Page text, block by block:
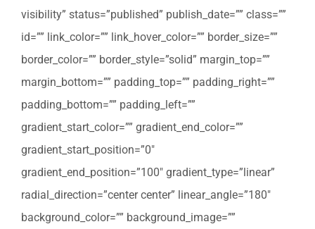
visibility” status=”published” publish_date=”” class=””
id=”” link_color=”” link_hover_color=”” border_size=””
border_color=”” border_style=”solid” margin_top=””
margin_bottom=”” padding_top=”” padding_right=””
padding_bottom=”” padding_left=””
gradient_start_color=”” gradient_end_color=””
gradient_start_position=”0″
gradient_end_position=”100″ gradient_type=”linear”
radial_direction=”center center” linear_angle=”180″
background_color=”” background_image=””